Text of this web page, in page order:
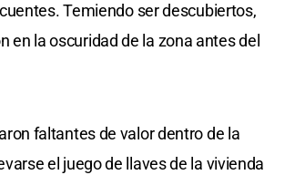
Temiendo ser descubiertos,
la oscuridad de la zona antes del
faltantes de valor dentro de la
el juego de llaves de la vivienda